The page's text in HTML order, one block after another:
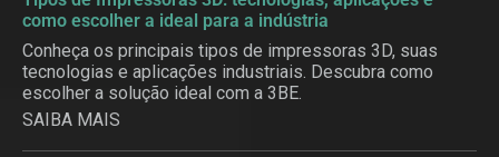
como escolher a ideal para a indústria
Conheça os principais tipos de impressoras 3D, suas
tecnologias e aplicações industriais. Descubra como
escolher a solução ideal com a 3BE.
SAIBA MAIS